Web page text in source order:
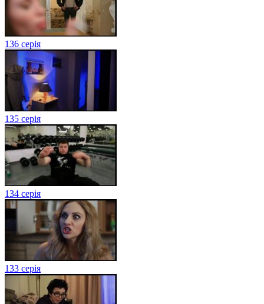
136 серія
135 серія
134 серія
133 серія